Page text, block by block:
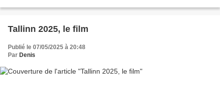
Tallinn 2025, le film
Publié le 07/05/2025 à 20:48
Par Denis